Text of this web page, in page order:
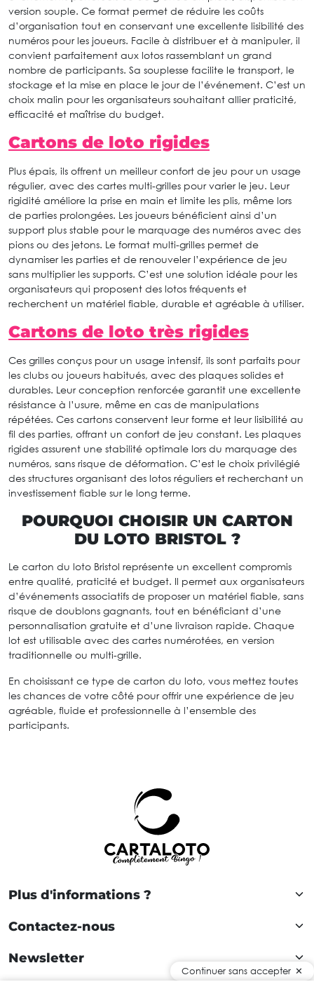
version souple. Ce format permet de réduire les coûts
d’organisation tout en conservant une excellente lisibilité des
numéros pour les joueurs. Facile à distribuer et à manipuler, il
convient parfaitement aux lotos rassemblant un grand
nombre de participants. Sa souplesse facilite le transport, le
stockage et la mise en place le jour de l’événement. C’est un
choix malin pour les organisateurs souhaitant allier praticité,
efficacité et maîtrise du budget.
Cartons de loto rigides
Plus épais, ils offrent un meilleur confort de jeu pour un usage
régulier, avec des cartes multi-grilles pour varier le jeu. Leur
rigidité améliore la prise en main et limite les plis, même lors
de parties prolongées. Les joueurs bénéficient ainsi d’un
support plus stable pour le marquage des numéros avec des
pions ou des jetons. Le format multi-grilles permet de
dynamiser les parties et de renouveler l’expérience de jeu
sans multiplier les supports. C’est une solution idéale pour les
organisateurs qui proposent des lotos fréquents et
recherchent un matériel fiable, durable et agréable à utiliser.
Cartons de loto très rigides
Ces grilles conçus pour un usage intensif, ils sont parfaits pour
les clubs ou joueurs habitués, avec des plaques solides et
durables. Leur conception renforcée garantit une excellente
résistance à l’usure, même en cas de manipulations
répétées. Ces cartons conservent leur forme et leur lisibilité au
fil des parties, offrant un confort de jeu constant. Les plaques
rigides assurent une stabilité optimale lors du marquage des
numéros, sans risque de déformation. C’est le choix privilégié
des structures organisant des lotos réguliers et recherchant un
investissement fiable sur le long terme.
POURQUOI CHOISIR UN CARTON
DU LOTO BRISTOL ?
Le carton du loto Bristol représente un excellent compromis
entre qualité, praticité et budget. Il permet aux organisateurs
d’événements associatifs de proposer un matériel fiable, sans
risque de doublons gagnants, tout en bénéficiant d’une
personnalisation gratuite et d’une livraison rapide. Chaque
lot est utilisable avec des cartes numérotées, en version
traditionnelle ou multi-grille.
En choisissant ce type de carton du loto, vous mettez toutes
les chances de votre côté pour offrir une expérience de jeu
agréable, fluide et professionnelle à l’ensemble des
participants.
Plus d'informations ?
Contactez-nous
Newsletter
Continuer sans accepter